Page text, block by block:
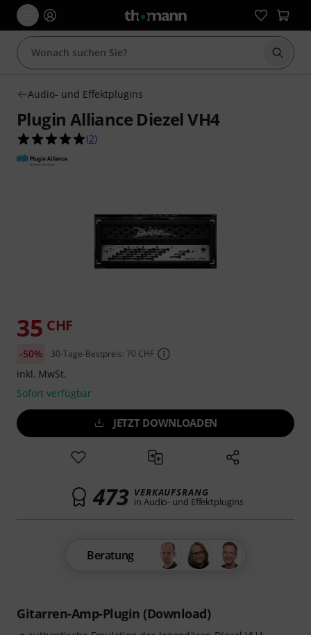
Suche
Audio- und Effektplugins
Plugin Alliance Diezel VH4
5.0 von 5 Sternen aus 2 Kundenbewertungen
(2)
Gitarren-Amp-Plugin (Download)
35 CHF
-50% 30-Tage-Bestpreis: 70 CHF
inkl. MwSt.
Sofort verfügbar
JETZT DOWNLOADEN
473 VERKAUFSRANG
in Audio- und Effektplugins
Beratung